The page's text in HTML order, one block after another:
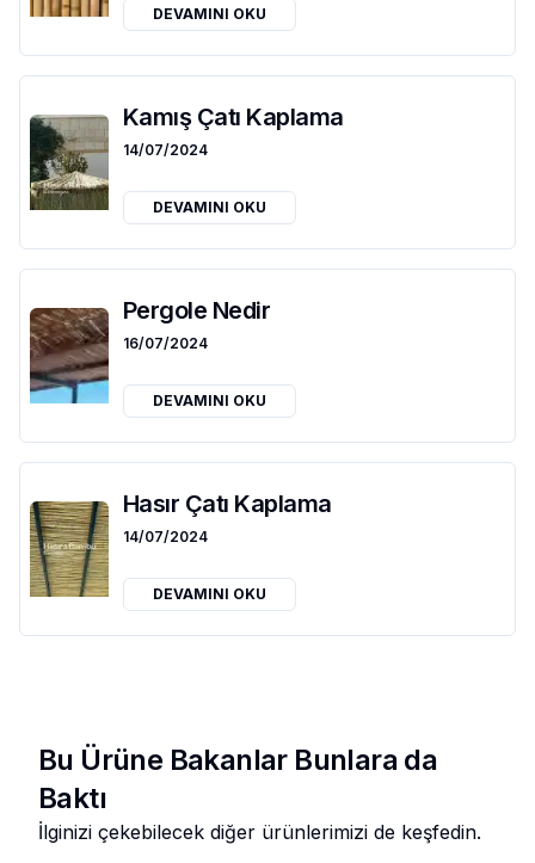
DEVAMINI OKU
Kamış Çatı Kaplama
14/07/2024
DEVAMINI OKU
Pergole Nedir
16/07/2024
DEVAMINI OKU
Hasır Çatı Kaplama
14/07/2024
DEVAMINI OKU
Bu Ürüne Bakanlar Bunlara da
Baktı
İlginizi çekebilecek diğer ürünlerimizi de keşfedin.